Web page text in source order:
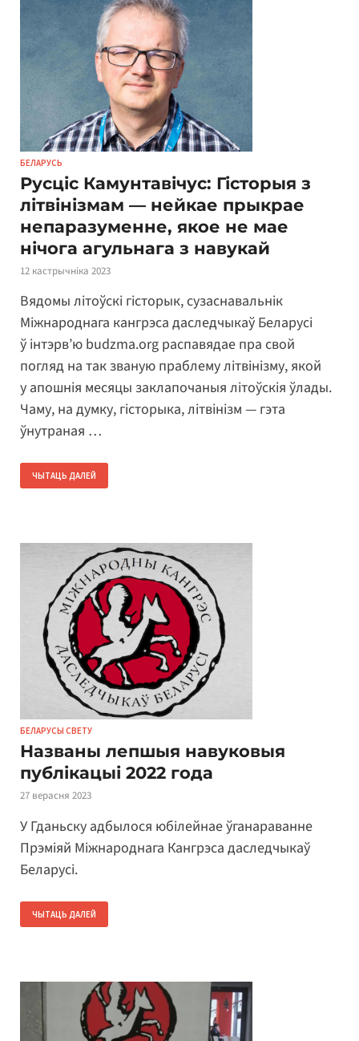
БЕЛАРУСЬ
Русціс Камунтавічус: Гісторыя з
літвінізмам — нейкае прыкрае
непаразуменне, якое не мае
нічога агульнага з навукай
12 кастрычніка 2023
Вядомы літоўскі гісторык, сузаснавальнік
Міжнароднага кангрэса даследчыкаў Беларусі
ў інтэрв’ю budzma.org распавядае пра свой
погляд на так званую праблему літвінізму, якой
у апошнія месяцы заклапочаныя літоўскія ўлады.
Чаму, на думку, гісторыка, літвінізм — гэта
ўнутраная …
ЧЫТАЦЬ ДАЛЕЙ
БЕЛАРУСЫ СВЕТУ
Названы лепшыя навуковыя
публікацыі 2022 года
27 верасня 2023
У Гданьску адбылося юбілейнае ўганараванне
Прэміяй Міжнароднага Кангрэса даследчыкаў
Беларусі.
ЧЫТАЦЬ ДАЛЕЙ